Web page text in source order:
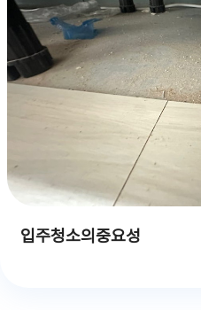
입주청소의중요성